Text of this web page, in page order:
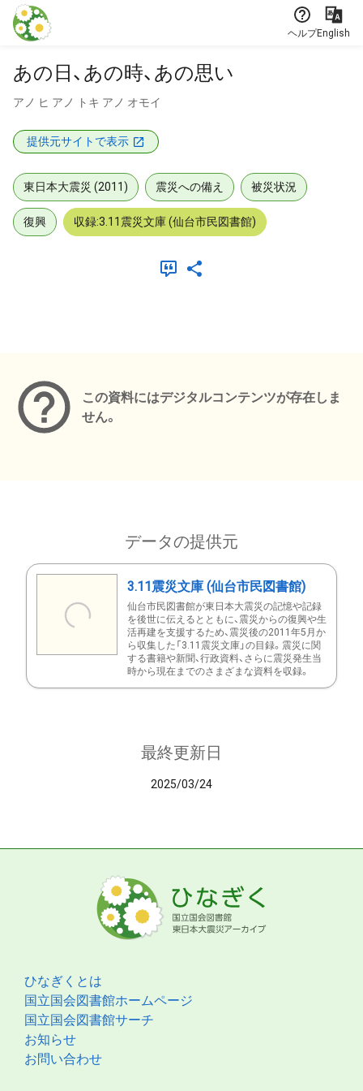
本文に飛ぶ
ヘルプEnglish
あの日、あの時、あの思い
アノ ヒ アノ トキ アノ オモイ
提供元サイトで表示
東日本大震災 (2011) 震災への備え 被災状況
復興 収録:3.11震災文庫 (仙台市民図書館)
この資料にはデジタルコンテンツが存在しま
せん。
データの提供元
3.11震災文庫 (仙台市民図書館)
仙台市民図書館が東日本大震災の記憶や記録
を後世に伝えるとともに、震災からの復興や生
活再建を支援するため、震災後の2011年5月か
ら収集した「3.11震災文庫」の目録。震災に関
する書籍や新聞、行政資料、さらに震災発生当
時から現在までのさまざまな資料を収録。
最終更新日
2025/03/24
ひなぎくとは
国立国会図書館ホームページ
国立国会図書館サーチ
お知らせ
お問い合わせ